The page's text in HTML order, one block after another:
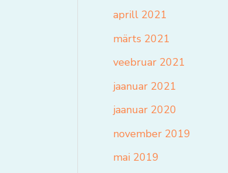
aprill 2021
märts 2021
veebruar 2021
jaanuar 2021
jaanuar 2020
november 2019
mai 2019